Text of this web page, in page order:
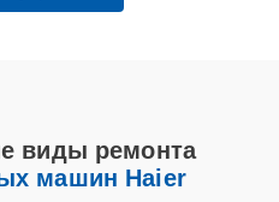
виды ремонта
машин Haier